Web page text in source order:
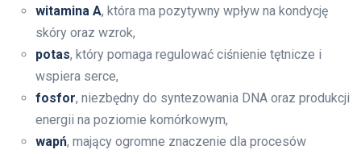
witamina A, która ma pozytywny wpływ na kondycję
skóry oraz wzrok,
potas, który pomaga regulować ciśnienie tętnicze i
wspiera serce,
fosfor, niezbędny do syntezowania DNA oraz produkcji
energii na poziomie komórkowym,
wapń, mający ogromne znaczenie dla procesów